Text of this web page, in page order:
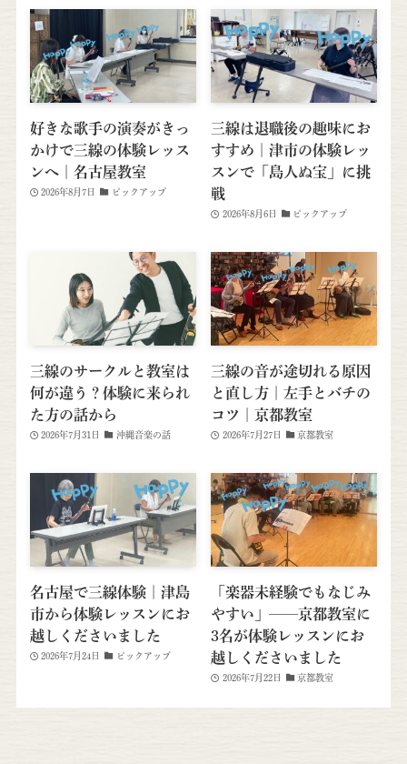
好きな歌手の演奏がきっ
かけで三線の体験レッス
ンへ｜名古屋教室
2026年8月7日 ピックアップ
三線は退職後の趣味にお
すすめ｜津市の体験レッ
スンで「島人ぬ宝」に挑
戦
2026年8月6日 ピックアップ
三線のサークルと教室は
何が違う？体験に来られ
た方の話から
2026年7月31日 沖縄音楽の話
三線の音が途切れる原因
と直し方｜左手とバチの
コツ｜京都教室
2026年7月27日 京都教室
名古屋で三線体験｜津島
市から体験レッスンにお
越しくださいました
2026年7月24日 ピックアップ
「楽器未経験でもなじみ
やすい」──京都教室に
3名が体験レッスンにお
越しくださいました
2026年7月22日 京都教室